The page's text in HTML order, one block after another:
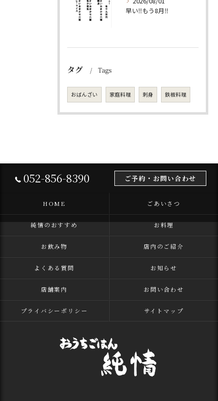
早い‼️もう8月‼️
タグ Tags
おばんざい 家庭料理 刺身 鉄板料理
052-856-8390 ご予約・お問い合わせ
HOME ごあいさつ
純情のおすすめ お料理
お飲み物 店内のご紹介
よくある質問 お知らせ
店舗案内 お問い合わせ
プライバシーポリシー サイトマップ